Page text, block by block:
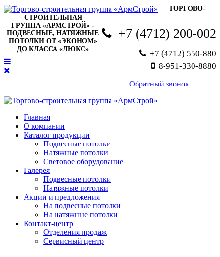
+7 (4712) 200-002
+7 (4712) 550-880
8-951-330-8880
Обратный звонок
ТОРГОВО-
СТРОИТЕЛЬНАЯ
ГРУППА «АРМСТРОЙ» -
ПОДВЕСНЫЕ, НАТЯЖНЫЕ
ПОТОЛКИ ОТ «ЭКОНОМ»
ДО КЛАССА «ЛЮКС»
Главная
О компании
Каталог продукции
Подвесные потолки
Натяжные потолки
Световое оборудование
Галерея
Подвесные потолки
Натяжные потолки
Акции и предложения
На подвесные потолки
На натяжные потолки
Контакт-центр
Отделения продаж
Сервисный центр